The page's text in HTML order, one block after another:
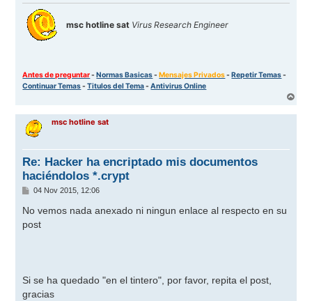
msc hotline sat Virus Research Engineer
Antes de preguntar-Normas Basicas-Mensajes Privados-Repetir Temas-
Continuar Temas-Titulos del Tema-Antivirus Online
r
msc hotline sat
Re: Hacker ha encriptado mis documentos
haciéndolos *.crypt
M
n
s
a
04 Nov 2015, 12:06
No vemos nada anexado ni ningun enlace al respecto en su
post
Si se ha quedado "en el tintero", por favor, repita el post,
gracias